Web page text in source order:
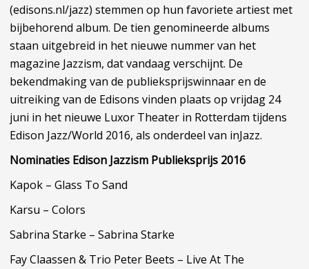
(edisons.nl/jazz) stemmen op hun favoriete artiest met
bijbehorend album. De tien genomineerde albums
staan uitgebreid in het nieuwe nummer van het
magazine Jazzism, dat vandaag verschijnt. De
bekendmaking van de publieksprijswinnaar en de
uitreiking van de Edisons vinden plaats op vrijdag 24
juni in het nieuwe Luxor Theater in Rotterdam tijdens
Edison Jazz/World 2016, als onderdeel van inJazz.
Nominaties Edison Jazzism Publieksprijs 2016
Kapok – Glass To Sand
Karsu – Colors
Sabrina Starke – Sabrina Starke
Fay Claassen & Trio Peter Beets – Live At The